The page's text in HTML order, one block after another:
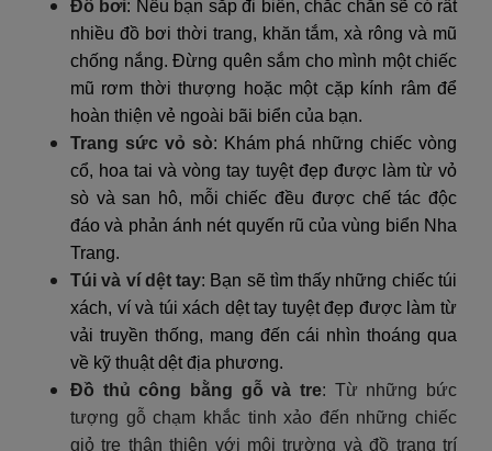
Đồ bơi: Nếu bạn sắp đi biển, chắc chắn sẽ có rất
nhiều đồ bơi thời trang, khăn tắm, xà rông và mũ
chống nắng. Đừng quên sắm cho mình một chiếc
mũ rơm thời thượng hoặc một cặp kính râm để
hoàn thiện vẻ ngoài bãi biển của bạn.
Trang sức vỏ sò: Khám phá những chiếc vòng
cổ, hoa tai và vòng tay tuyệt đẹp được làm từ vỏ
sò và san hô, mỗi chiếc đều được chế tác độc
đáo và phản ánh nét quyến rũ của vùng biển Nha
Trang.
Túi và ví dệt tay: Bạn sẽ tìm thấy những chiếc túi
xách, ví và túi xách dệt tay tuyệt đẹp được làm từ
vải truyền thống, mang đến cái nhìn thoáng qua
về kỹ thuật dệt địa phương.
Đồ thủ công bằng gỗ và tre: Từ những bức
tượng gỗ chạm khắc tinh xảo đến những chiếc
giỏ tre thân thiện với môi trường và đồ trang trí